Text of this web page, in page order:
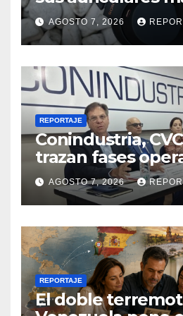
vendidos, ahora
AGOSTO 7, 2026
REPORTAJE
Conindustria,
trazan fases
reconstruir a
AGOSTO 7, 2026
REPORTAJE
El doble